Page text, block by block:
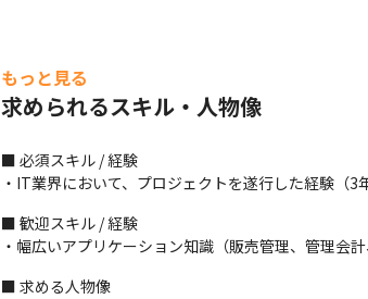
もっと見る
求められるスキル・人物像
■ 必須スキル / 経験
・IT業界において、プロジェクトを遂行した経験（3
■ 歓迎スキル / 経験
・幅広いアプリケーション知識（販売管理、管理会計
■ 求める人物像